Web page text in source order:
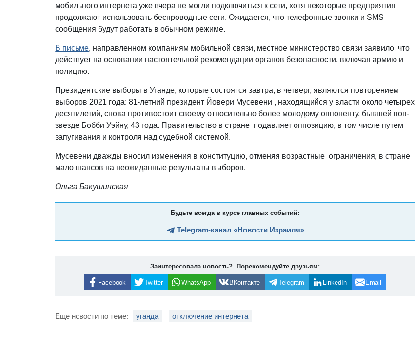
мобильного интернета уже вчера не могли подключиться к сети, хотя некоторые предприятия
продолжают использовать беспроводные сети. Ожидается, что телефонные звонки и SMS-
сообщения будут работать в обычном режиме.
В письме, направленном компаниям мобильной связи, местное министерство связи заявило, что
действует на основании настоятельной рекомендации органов безопасности, включая армию и
полицию.
Президентские выборы в Уганде, которые состоятся завтра, в четверг, являются повторением
выборов 2021 года: 81-летний президент Йовери Мусевени , находящийся у власти около четырех
десятилетий, снова противостоит своему относительно более молодому оппоненту, бывшей поп-
звезде Бобби Уэйну, 43 года. Правительство в стране подавляет оппозицию, в том числе путем
запугивания и контроля над судебной системой.
Мусевени дважды вносил изменения в конституцию, отменяя возрастные ограничения, в стране
мало шансов на неожиданные результаты выборов.
Ольга Бакушинская
Будьте всегда в курсе главных событий:
Telegram-канал «Новости Израиля»
Заинтересовала новость? Порекомендуйте друзьям:
Facebook Twitter WhatsApp ВКонтакте Telegram LinkedIn Email
Еще новости по теме: уганда отключение интернета